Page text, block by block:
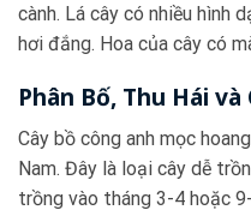
cành. Lá cây có nhiều hình
hơi đắng. Hoa của cây có
Phân Bố, Thu Hái và
Cây bồ công anh mọc
Nam. Đây là loại cây dễ
trồng vào tháng 3-4 hoặc